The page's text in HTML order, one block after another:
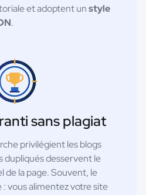
et adoptent unstyle
.
sans plagiat
privilégient les blogs
dupliqués desservent le
la page. Souvent, le
vous alimentez votre site